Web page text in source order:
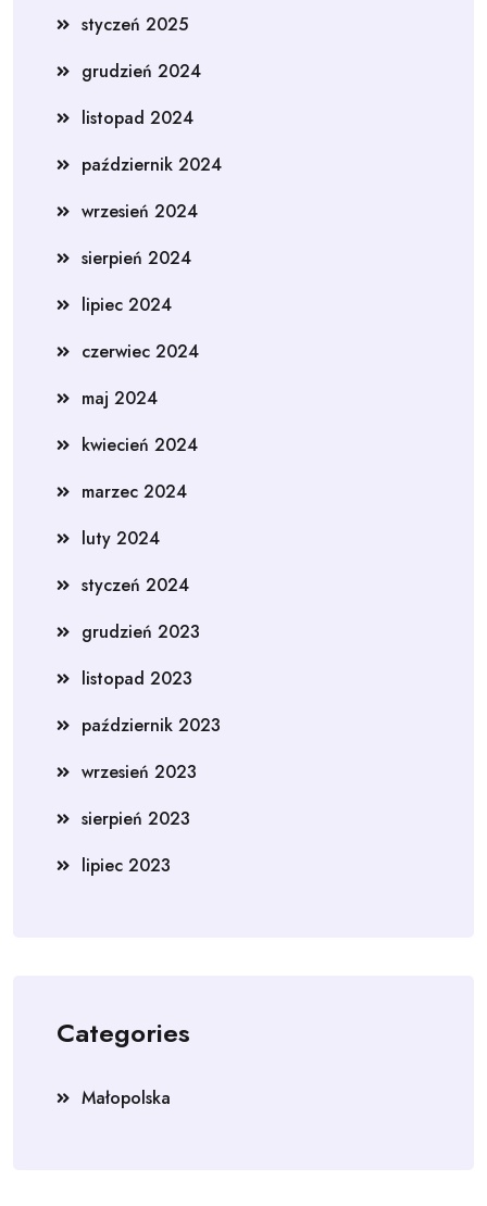
styczeń 2025
grudzień 2024
listopad 2024
październik 2024
wrzesień 2024
sierpień 2024
lipiec 2024
czerwiec 2024
maj 2024
kwiecień 2024
marzec 2024
luty 2024
styczeń 2024
grudzień 2023
listopad 2023
październik 2023
wrzesień 2023
sierpień 2023
lipiec 2023
Categories
Małopolska